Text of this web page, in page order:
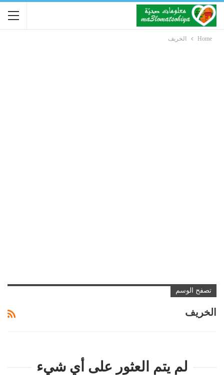
Home الخريف
تصفح الوسم
الخريف
لم يتم العثور على أي شيء